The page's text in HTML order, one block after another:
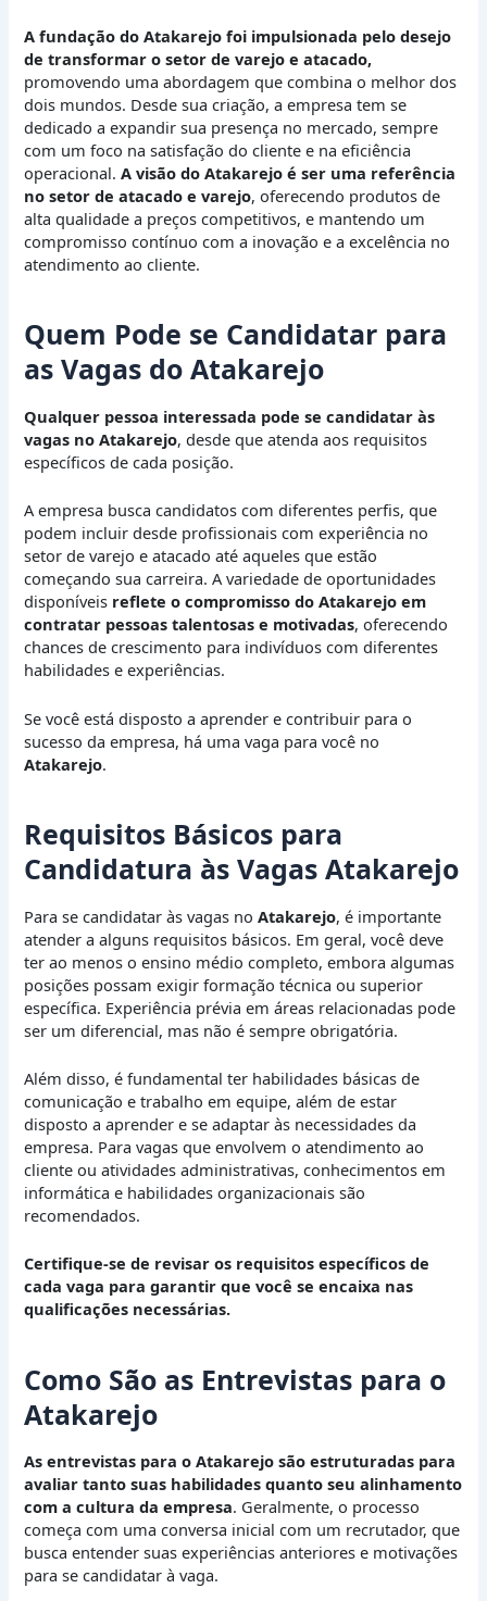
A fundação do Atakarejo foi impulsionada pelo desejo
de transformar o setor de varejo e atacado,
promovendo uma abordagem que combina o melhor dos
dois mundos. Desde sua criação, a empresa tem se
dedicado a expandir sua presença no mercado, sempre
com um foco na satisfação do cliente e na eficiência
operacional.A visão do Atakarejo é ser uma referência
no setor de atacado e varejo, oferecendo produtos de
alta qualidade a preços competitivos, e mantendo um
compromisso contínuo com a inovação e a excelência no
atendimento ao cliente.
Quem Pode se Candidatar para
as Vagas do Atakarejo
Qualquer pessoa interessada pode se candidatar às
vagas no Atakarejo, desde que atenda aos requisitos
específicos de cada posição.
A empresa busca candidatos com diferentes perfis, que
podem incluir desde profissionais com experiência no
setor de varejo e atacado até aqueles que estão
começando sua carreira. A variedade de oportunidades
disponíveis reflete o compromisso do Atakarejo em
contratar pessoas talentosas e motivadas, oferecendo
chances de crescimento para indivíduos com diferentes
habilidades e experiências.
Se você está disposto a aprender e contribuir para o
sucesso da empresa, há uma vaga para você no
Atakarejo.
Requisitos Básicos para
Candidatura às Vagas Atakarejo
Para se candidatar às vagas noAtakarejo, é importante
atender a alguns requisitos básicos. Em geral, você deve
ter ao menos o ensino médio completo, embora algumas
posições possam exigir formação técnica ou superior
específica. Experiência prévia em áreas relacionadas pode
ser um diferencial, mas não é sempre obrigatória.
Além disso, é fundamental ter habilidades básicas de
comunicação e trabalho em equipe, além de estar
disposto a aprender e se adaptar às necessidades da
empresa. Para vagas que envolvem o atendimento ao
cliente ou atividades administrativas, conhecimentos em
informática e habilidades organizacionais são
recomendados.
Certifique-se de revisar os requisitos específicos de
cada vaga para garantir que você se encaixa nas
qualificações necessárias.
Como São as Entrevistas para o
Atakarejo
As entrevistas para o Atakarejo são estruturadas para
avaliar tanto suas habilidades quanto seu alinhamento
com a cultura da empresa. Geralmente, o processo
começa com uma conversa inicial com um recrutador, que
busca entender suas experiências anteriores e motivações
para se candidatar à vaga.